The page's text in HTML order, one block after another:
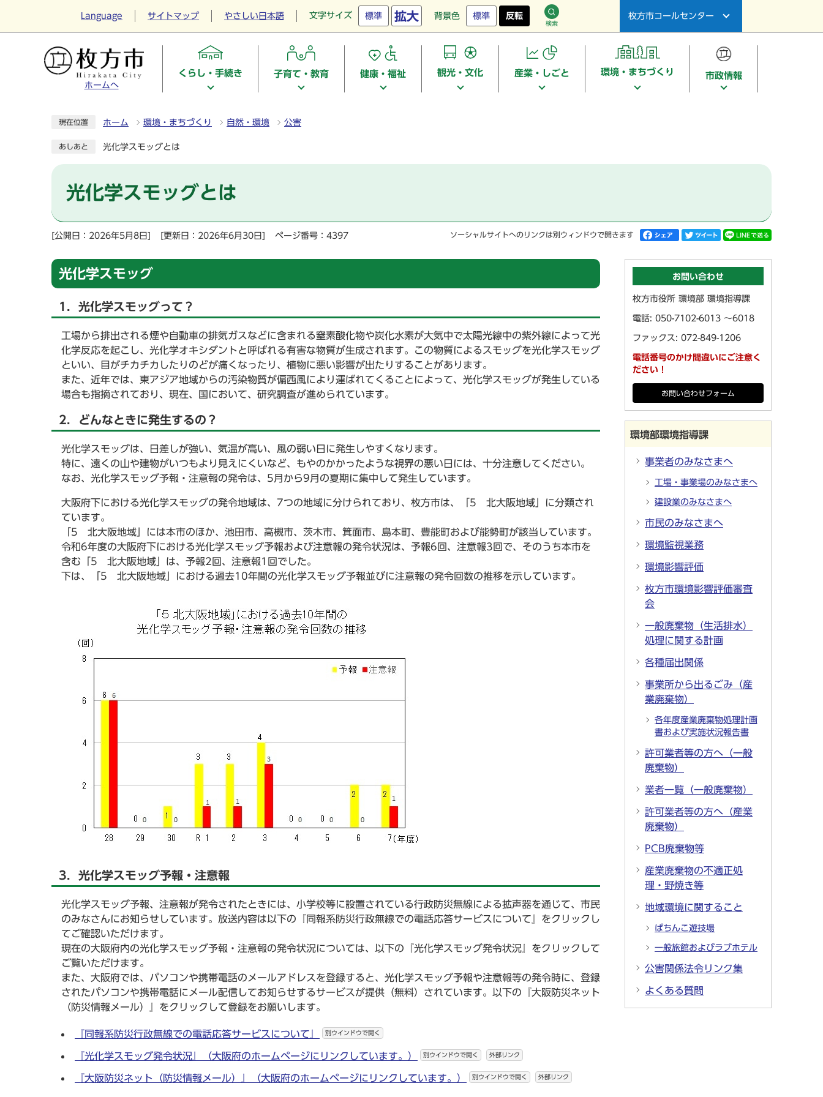
Language サイトマップ やさしい日本語 文字サイズ 標準 拡大 背景色 標準 反転
検索
枚方市コールセンター
ホームへ
くらし・手続き 子育て・教育 健康・福祉 観光・文化 産業・しごと 環境・まちづくり 市政情報
現在位置 ホーム 環境・まちづくり 自然・環境 公害
あしあと 光化学スモッグとは
光化学スモッグとは
[公開日：2026年5月8日] [更新日：2026年6月30日] ページ番号：4397 ソーシャルサイトへのリンクは別ウィンドウで開きます
光化学スモッグ
1．光化学スモッグって？
工場から排出される煙や自動車の排気ガスなどに含まれる窒素酸化物や炭化水素が大気中で太陽光線中の紫外線によって光
化学反応を起こし、光化学オキシダントと呼ばれる有害な物質が生成されます。この物質によるスモッグを光化学スモッグ
といい、目がチカチカしたりのどが痛くなったり、植物に悪い影響が出たりすることがあります。
また、近年では、東アジア地域からの汚染物質が偏西風により運ばれてくることによって、光化学スモッグが発生している
場合も指摘されており、現在、国において、研究調査が進められています。
2．どんなときに発生するの？
光化学スモッグは、日差しが強い、気温が高い、風の弱い日に発生しやすくなります。
特に、遠くの山や建物がいつもより見えにくいなど、もやのかかったような視界の悪い日には、十分注意してください。
なお、光化学スモッグ予報・注意報の発令は、5月から9月の夏期に集中して発生しています。
大阪府下における光化学スモッグの発令地域は、7つの地域に分けられており、枚方市は、「5 北大阪地域」に分類され
ています。
「5 北大阪地域」には本市のほか、池田市、高槻市、茨木市、箕面市、島本町、豊能町および能勢町が該当しています。
令和6年度の大阪府下における光化学スモッグ予報および注意報の発令状況は、予報6回、注意報3回で、そのうち本市を
含む「5 北大阪地域」は、予報2回、注意報1回でした。
下は、「5 北大阪地域」における過去10年間の光化学スモッグ予報並びに注意報の発令回数の推移を示しています。
3．光化学スモッグ予報・注意報
光化学スモッグ予報、注意報が発令されたときには、小学校等に設置されている行政防災無線による拡声器を通じて、市民
のみなさんにお知らせしています。放送内容は以下の『同報系防災行政無線での電話応答サービスについて』をクリックし
てご確認いただけます。
現在の大阪府内の光化学スモッグ予報・注意報の発令状況については、以下の『光化学スモッグ発令状況』をクリックして
ご覧いただけます。
また、大阪府では、パソコンや携帯電話のメールアドレスを登録すると、光化学スモッグ予報や注意報等の発令時に、登録
されたパソコンや携帯電話にメール配信してお知らせするサービスが提供（無料）されています。以下の『大阪防災ネット
（防災情報メール）』をクリックして登録をお願いします。
『同報系防災行政無線での電話応答サービスについて』 別ウインドウで開く
『光化学スモッグ発令状況』（大阪府のホームページにリンクしています。） 別ウインドウで開く 外部リンク
『大阪防災ネット（防災情報メール）』（大阪府のホームページにリンクしています。） 別ウインドウで開く 外部リンク
お問い合わせ
枚方市役所 環境部 環境指導課
電話: 050-7102-6013 ～6018
ファックス: 072-849-1206
電話番号のかけ間違いにご注意く
ださい！
お問い合わせフォーム
環境部環境指導課
事業者のみなさまへ
工場・事業場のみなさまへ
建設業のみなさまへ
市民のみなさまへ
環境監視業務
環境影響評価
枚方市環境影響評価審査
会
一般廃棄物（生活排水）
処理に関する計画
各種届出関係
事業所から出るごみ（産
業廃棄物）
各年度産業廃棄物処理計画
書および実施状況報告書
許可業者等の方へ（一般
廃棄物）
業者一覧（一般廃棄物）
許可業者等の方へ（産業
廃棄物）
PCB廃棄物等
産業廃棄物の不適正処
理・野焼き等
地域環境に関すること
ぱちんこ遊技場
一般旅館およびラブホテル
公害関係法令リンク集
よくある質問